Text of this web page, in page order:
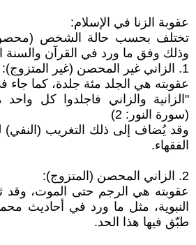
عقوبة الزنا في الإسلام:
تختلف بحسب حالة الشخص
وذلك وفق ما ورد في القرآن والسنة
1. الزاني غير المحصن (غير المتزوج):
عقوبته هي الجلد مئة جلدة، كما جاء
"الزانية والزاني فاجلدوا كل
(سورة النور: 2)
وقد يُضاف إلى ذلك التغريب
الفقهاء.
2. الزاني المحصن (المتزوج):
عقوبته هي الرجم حتى الموت، وقد
النبوية، مثل ما ورد في أحاديث
طبّق فيها هذا الحد.